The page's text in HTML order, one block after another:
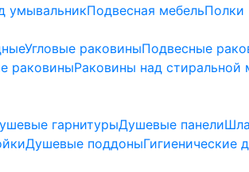
умывальникПодвесная мебельПолки
Угловые раковиныПодвесные
раковиныРаковины над стиральной
гарнитурыДушевые панели
Душевые поддоныГигиенические